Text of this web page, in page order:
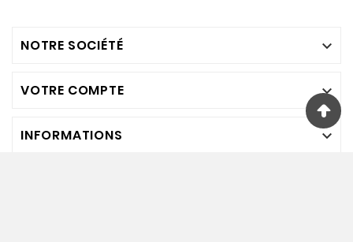
NOTRE SOCIÉTÉ 
VOTRE COMPTE 
INFORMATIONS 